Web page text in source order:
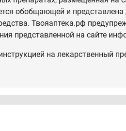
обобщающей и
Твояаптека.рф
представленной на сайте
на лекарственный